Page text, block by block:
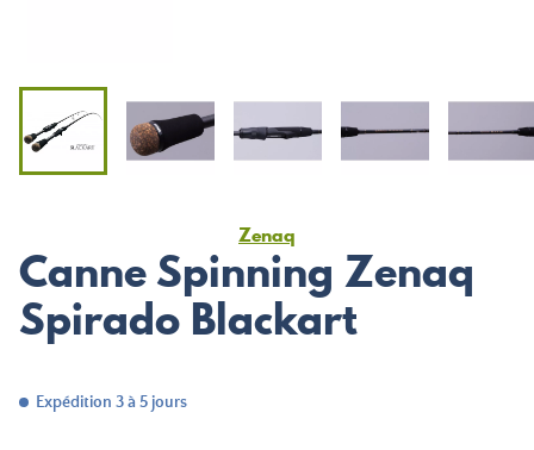
Zenaq
Canne Spinning Zenaq
Spirado Blackart
Expédition 3 à 5 jours